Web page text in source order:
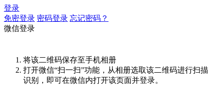
登录
免密登录 密码登录 忘记密码？
微信登录
将该二维码保存至手机相册
打开微信“扫一扫”功能，从相册选取该二维码进行扫描
识别，即可在微信内打开该页面并登录。